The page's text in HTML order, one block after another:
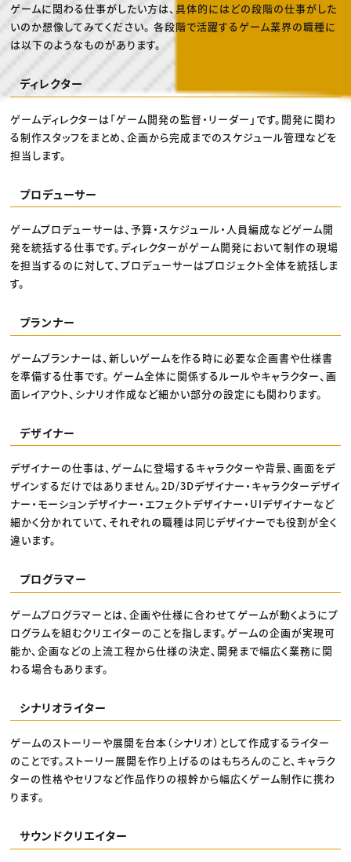
ゲームに関わる仕事がしたい方は、具体的にはどの段階の仕事がした
いのか想像してみてください。 各段階で活躍するゲーム業界の職種に
は以下のようなものがあります。
ディレクター
ゲームディレクターは「ゲーム開発の監督・リーダー」です。開発に関わ
る制作スタッフをまとめ、企画から完成までのスケジュール管理などを
担当します。
プロデューサー
ゲームプロデューサーは、予算・スケジュール・人員編成などゲーム開
発を統括する仕事です。ディレクターがゲーム開発において制作の現場
を担当するのに対して、プロデューサーはプロジェクト全体を統括しま
す。
プランナー
ゲームプランナーは、新しいゲームを作る時に必要な企画書や仕様書
を準備する仕事です。 ゲーム全体に関係するルールやキャラクター、画
面レイアウト、シナリオ作成など細かい部分の設定にも関わります。
デザイナー
デザイナーの仕事は、ゲームに登場するキャラクターや背景、画面をデ
ザインするだけではありません。2D/3Dデザイナー・キャラクターデザイ
ナー・モーションデザイナー・エフェクトデザイナー・UIデザイナーなど
細かく分かれていて、それぞれの職種は同じデザイナーでも役割が全く
違います。
プログラマー
ゲームプログラマーとは、企画や仕様に合わせてゲームが動くようにプ
ログラムを組むクリエイターのことを指します。ゲームの企画が実現可
能か、企画などの上流工程から仕様の決定、開発まで幅広く業務に関
わる場合もあります。
シナリオライター
ゲームのストーリーや展開を台本（シナリオ）として作成するライター
のことです。ストーリー展開を作り上げるのはもちろんのこと、キャラク
ターの性格やセリフなど作品作りの根幹から幅広くゲーム制作に携わ
ります。
サウンドクリエイター